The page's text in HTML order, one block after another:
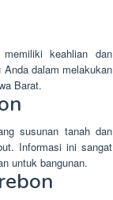
keahlian dan
dalam melakukan
Barat.
susunan tanah dan
Informasi ini sangat
untuk bangunan.